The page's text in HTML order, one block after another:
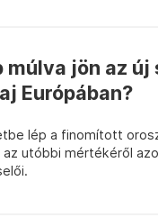
múlva jön az
Európában?
lép a finomított
utóbbi mértékéről